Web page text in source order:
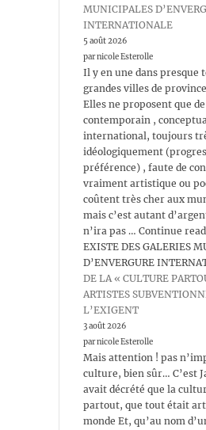
MUNICIPALES
INTERNATIONALE
5 août 2026
par nicole Esterolle
Il y en une dans presque
grandes villes de
Elles ne proposent que
contemporain ,
international, toujours
idéologiquement
préférence) , faute de
vraiment artistique ou
coûtent très cher aux
mais c’est autant
n’ira pas … Continue
EXISTE DES GALERIES
D’ENVERGURE
DE LA « CULTURE
ARTISTES
L’EXIGENT
3 août 2026
par nicole Esterolle
Mais attention ! pas
culture, bien sûr… C’est
avait décrété que la
partout, que tout était
monde Et, qu’au nom